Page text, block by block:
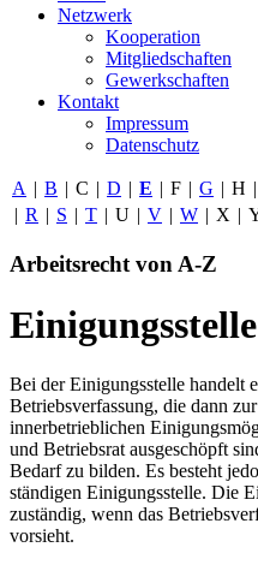
Netzwerk
Kooperation
Mitgliedschaften
Gewerkschaften
Kontakt
Impressum
Datenschutz
A | B | C | D | E | F | G | H |
| R | S | T | U | V | W | X |
Arbeitsrecht von A-Z
Einigungsstelle
Bei der Einigungsstelle handelt
Betriebsverfassung, die dann
innerbetrieblichen
und Betriebsrat ausgeschöpft
Bedarf zu bilden. Es besteht
ständigen Einigungsstelle. Die
zuständig, wenn das
vorsieht.